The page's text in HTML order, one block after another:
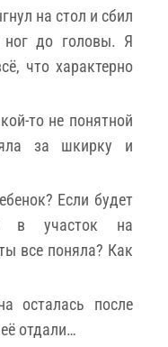
на стол и сбил
до головы. Я
что характерно
то не понятной
за шкирку и
Если будет
в участок на
все поняла? Как
осталась после
отдали…